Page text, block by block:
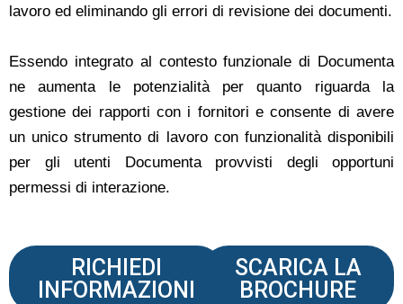
lavoro ed eliminando gli errori di revisione dei documenti.
Essendo integrato al contesto funzionale di Documenta
ne aumenta le potenzialità per quanto riguarda la
gestione dei rapporti con i fornitori e consente di avere
un unico strumento di lavoro con funzionalità disponibili
per gli utenti Documenta provvisti degli opportuni
permessi di interazione.
RICHIEDI
INFORMAZIONI
SCARICA LA
BROCHURE